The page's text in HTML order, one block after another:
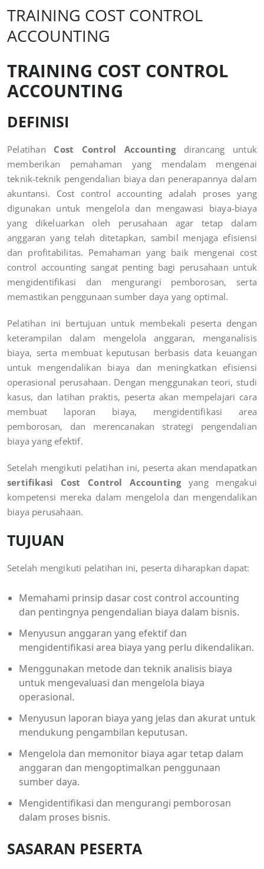
TRAINING COST CONTROL
ACCOUNTING
TRAINING COST CONTROL
ACCOUNTING
DEFINISI
Pelatihan Cost Control Accountingdirancang untuk
memberikan pemahaman yang mendalam mengenai
teknik-teknik pengendalian biaya dan penerapannya dalam
akuntansi. Cost control accounting adalah proses yang
digunakan untuk mengelola dan mengawasi biaya-biaya
yang dikeluarkan oleh perusahaan agar tetap dalam
anggaran yang telah ditetapkan, sambil menjaga efisiensi
dan profitabilitas. Pemahaman yang baik mengenai cost
control accounting sangat penting bagi perusahaan untuk
mengidentifikasi dan mengurangi pemborosan, serta
memastikan penggunaan sumber daya yang optimal.
Pelatihan ini bertujuan untuk membekali peserta dengan
keterampilan dalam mengelola anggaran, menganalisis
biaya, serta membuat keputusan berbasis data keuangan
untuk mengendalikan biaya dan meningkatkan efisiensi
operasional perusahaan. Dengan menggunakan teori, studi
kasus, dan latihan praktis, peserta akan mempelajari cara
membuat laporan biaya, mengidentifikasi area
pemborosan, dan merencanakan strategi pengendalian
biaya yang efektif.
Setelah mengikuti pelatihan ini, peserta akan mendapatkan
sertifikasi Cost Control Accountingyang mengakui
kompetensi mereka dalam mengelola dan mengendalikan
biaya perusahaan.
TUJUAN
Setelah mengikuti pelatihan ini, peserta diharapkan dapat:
Memahami prinsip dasar cost control accounting
dan pentingnya pengendalian biaya dalam bisnis.
Menyusun anggaran yang efektif dan
mengidentifikasi area biaya yang perlu dikendalikan.
Menggunakan metode dan teknik analisis biaya
untuk mengevaluasi dan mengelola biaya
operasional.
Menyusun laporan biaya yang jelas dan akurat untuk
mendukung pengambilan keputusan.
Mengelola dan memonitor biaya agar tetap dalam
anggaran dan mengoptimalkan penggunaan
sumber daya.
Mengidentifikasi dan mengurangi pemborosan
dalam proses bisnis.
SASARAN PESERTA